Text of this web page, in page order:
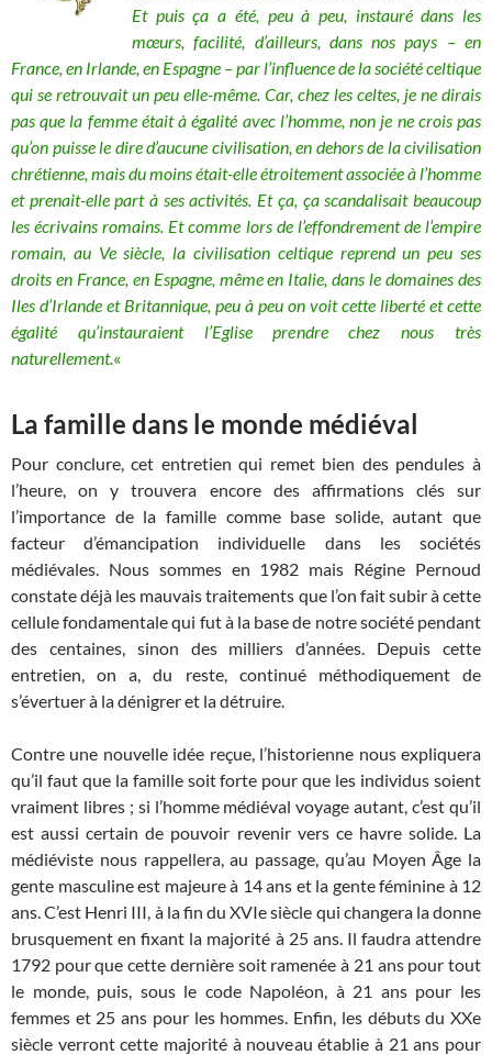
Et puis ça a été, peu à peu, instauré dans les
mœurs, facilité, d’ailleurs, dans nos pays – en
France, en Irlande, en Espagne – par l’influence de la société celtique
qui se retrouvait un peu elle-même. Car, chez les celtes, je ne dirais
pas que la femme était à égalité avec l’homme, non je ne crois pas
qu’on puisse le dire d’aucune civilisation, en dehors de la civilisation
chrétienne, mais du moins était-elle étroitement associée à l’homme
et prenait-elle part à ses activités. Et ça, ça scandalisait beaucoup
les écrivains romains. Et comme lors de l’effondrement de l’empire
romain, au Ve siècle, la civilisation celtique reprend un peu ses
droits en France, en Espagne, même en Italie, dans le domaines des
Iles d’Irlande et Britannique, peu à peu on voit cette liberté et cette
égalité qu’instauraient l’Eglise prendre chez nous très
naturellement.«
La famille dans le monde médiéval
Pour conclure, cet entretien qui remet bien des pendules à
l’heure, on y trouvera encore des affirmations clés sur
l’importance de la famille comme base solide, autant que
facteur d’émancipation individuelle dans les sociétés
médiévales. Nous sommes en 1982 mais Régine Pernoud
constate déjà les mauvais traitements que l’on fait subir à cette
cellule fondamentale qui fut à la base de notre société pendant
des centaines, sinon des milliers d’années. Depuis cette
entretien, on a, du reste, continué méthodiquement de
s’évertuer à la dénigrer et la détruire.
Contre une nouvelle idée reçue, l’historienne nous expliquera
qu’il faut que la famille soit forte pour que les individus soient
vraiment libres ; si l’homme médiéval voyage autant, c’est qu’il
est aussi certain de pouvoir revenir vers ce havre solide. La
médiéviste nous rappellera, au passage, qu’au Moyen Âge la
gente masculine est majeure à 14 ans et la gente féminine à 12
ans. C’est Henri III, à la fin du XVIe siècle qui changera la donne
brusquement en fixant la majorité à 25 ans. Il faudra attendre
1792 pour que cette dernière soit ramenée à 21 ans pour tout
le monde, puis, sous le code Napoléon, à 21 ans pour les
femmes et 25 ans pour les hommes. Enfin, les débuts du XXe
siècle verront cette majorité à nouveau établie à 21 ans pour